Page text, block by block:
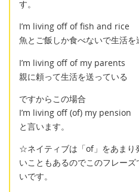
す。
I’m living off of fish and rice
魚とご飯しか食べないで生活を
I’m living off of my parents
親に頼って生活を送っている
ですからこの場合
I’m living off (of) my pension
と言います。
☆ネイティブは「of」をあまり
いこともあるのでこのフレー
いです。